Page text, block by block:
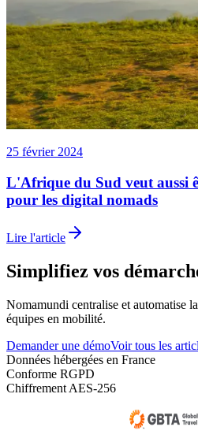
25 février 2024
L'Afrique du Sud veut aussi
pour les digital nomads
Lire l'article
Simplifiez vos
Nomamundi centralise et automatise
équipes en mobilité.
Demander une démoVoir tous les
Données hébergées en France
Conforme RGPD
Chiffrement AES-256